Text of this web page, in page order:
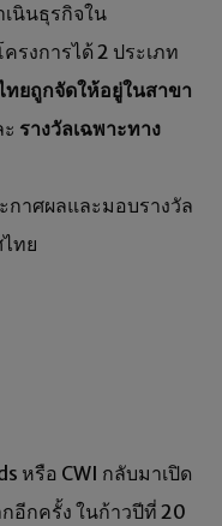
นินธุรกิจใน
รงการได้ 2 ประเภท
ทยถูกจัดให้อยู่ในสาขา
รางวัลเฉพาะทาง
กาศผลและมอบรางวัล
ทย
หรือ CWI กลับมาเปิด
อีกครั้ง ในก้าวปีที่ 20